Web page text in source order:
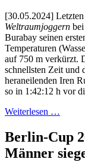
[30.05.2024]
Weltraumjoggern
Burabay seinen
Temperaturen
auf 750 m verkürzt.
schnellsten Zeit und
heraneilenden Iren
so in 1:42:12 h vor
Weiterlesen …
Berlin-Cup
Männer